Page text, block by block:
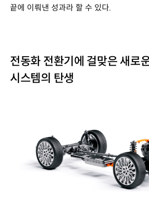
끝에 이뤄낸 성과라 할 수 있다.
전동화 전환기에 걸맞은 새로
시스템의 탄생